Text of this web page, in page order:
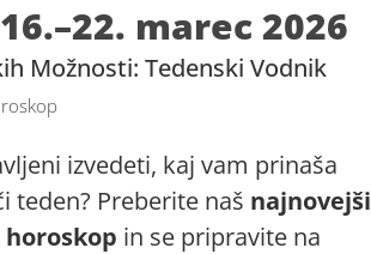
marec 2026
Možnosti: Tedenski Vodnik
izvedeti, kaj vam prinaša
teden? Preberite naš najnovejši
in se pripravite na